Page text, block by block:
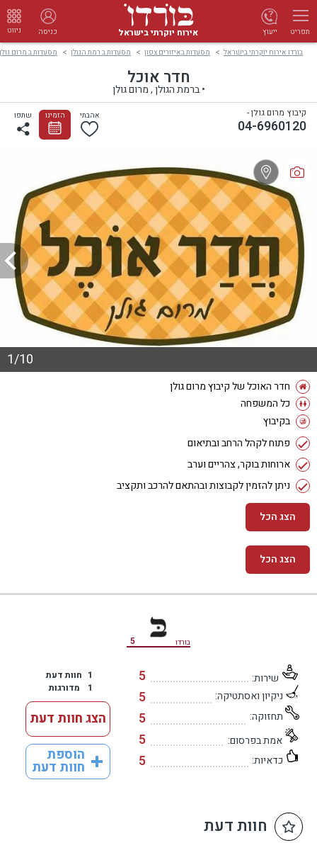
תפריט אירוח יוקרתי בישראל כניסה ניווט ייעוץ
בורדו אירוח יוקרתי בישראל מסעדות באיזורים צפון מסעדות ב רמת הגולן מסעדות ב מרום גולן
חדר אוכל
• ברמת הגולן , מרום גולן
שתפו אהבתי הזמינו
04-6960120
קיבוץ מרום גולן -
1/10
חדר האוכל של קיבוץ מרום גולן
כל המשפחה
בקיבוץ
פתוח לקהל הרחב ובתיאום
ארוחות בוקר, צהריים וערב
ניתן להזמין לקבוצות ובהתאם להרכב ותקציב
הצג הכל
הצג הכל
בורדו 5
שירות: 5
ניקיון ואסתטיקה: 5
תחזוקה: 5
אמת בפרסום: 5
כדאיות: 5
1 חוות דעת
1
מדורגות
הצג חוות דעת
הוספת
חוות דעת
חוות דעת